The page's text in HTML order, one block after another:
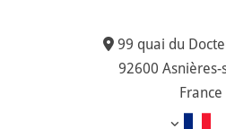
99 quai du
92600 Asnières-
France